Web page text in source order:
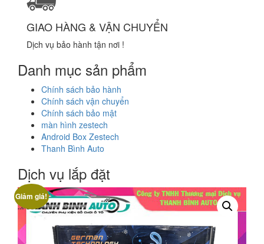
GIAO HÀNG & VẬN CHUYỂN
Dịch vụ bảo hành tận nơi !
Danh mục sản phẩm
Chính sách bảo hành
Chính sách vận chuyển
Chính sách bảo mật
màn hình zestech
Android Box Zestech
Thanh Bình Auto
Dịch vụ lắp đặt
Giảm giá!